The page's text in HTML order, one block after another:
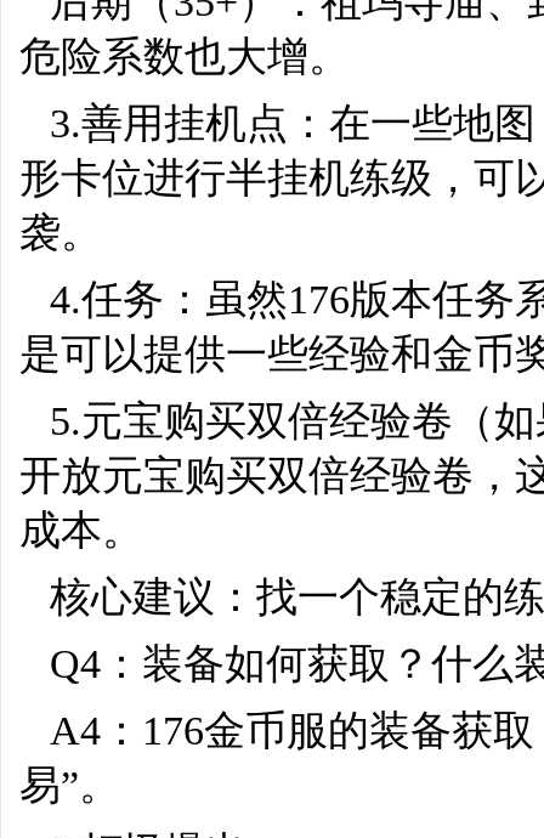
危险系数也大增。
3.善用挂机点：在一些地
形卡位进行半挂机练级，可
袭。
4.任务：虽然176版本任务
是可以提供一些经验和金币
5.元宝购买双倍经验卷（
开放元宝购买双倍经验卷，
成本。
核心建议：找一个稳定的
Q4：装备如何获取？什么
A4：176金币服的装备获
易”。